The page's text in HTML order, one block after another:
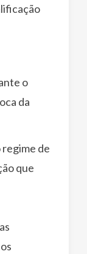
o
da
de
que